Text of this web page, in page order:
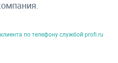
по телефону службой profi.ru